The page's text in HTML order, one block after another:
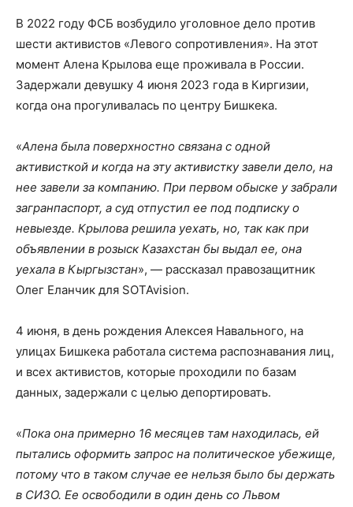
В 2022 году ФСБ возбудило уголовное дело против
шести активистов «Левого сопротивления». На этот
момент Алена Крылова еще проживала в России.
Задержали девушку 4 июня 2023 года в Киргизии,
когда она прогуливалась по центру Бишкека.
«Алена была поверхностно связана с одной
активисткой и когда на эту активистку завели дело, на
нее завели за компанию. При первом обыске у забрали
загранпаспорт, а суд отпустил ее под подписку о
невыезде. Крылова решила уехать, но, так как при
объявлении в розыск Казахстан бы выдал ее, она
уехала в Кыргызстан», — рассказал правозащитник
Олег Еланчик для SOTAvision.
4 июня, в день рождения Алексея Навального, на
улицах Бишкека работала система распознавания лиц,
и всех активистов, которые проходили по базам
данных, задержали с целью депортировать.
«Пока она примерно 16 месяцев там находилась, ей
пытались оформить запрос на политическое убежище,
потому что в таком случае ее нельзя было бы держать
в СИЗО. Ее освободили в один день со Львом